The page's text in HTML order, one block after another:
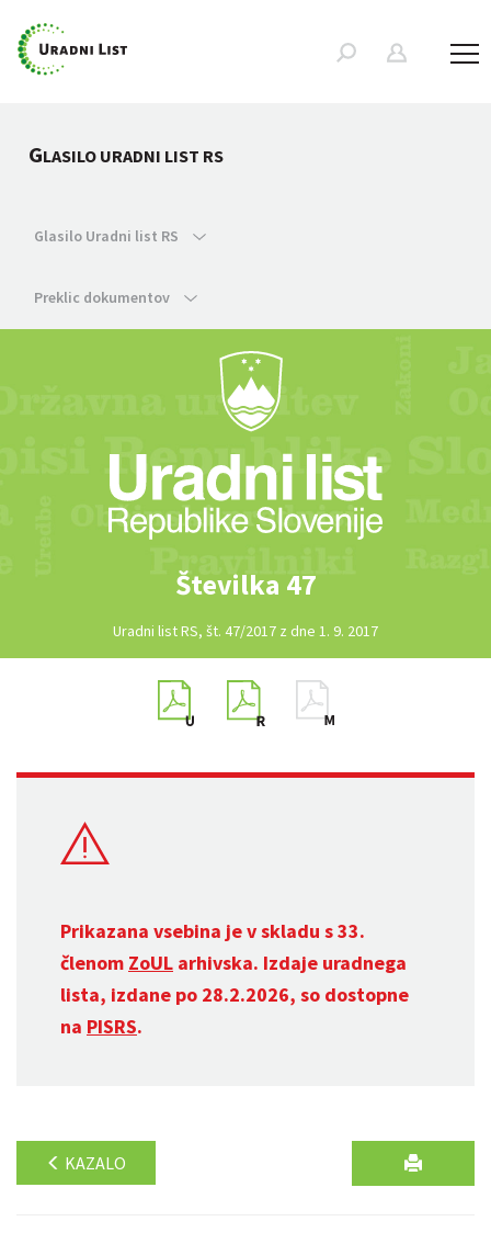
GLASILO URADNI LIST RS
Glasilo Uradni list RS
Preklic dokumentov
Številka 47
Uradni list RS, št. 47/2017 z dne 1. 9. 2017
Prikazana vsebina je v skladu s 33.
členom ZoUL arhivska. Izdaje uradnega
lista, izdane po 28.2.2026, so dostopne
na PISRS.
KAZALO